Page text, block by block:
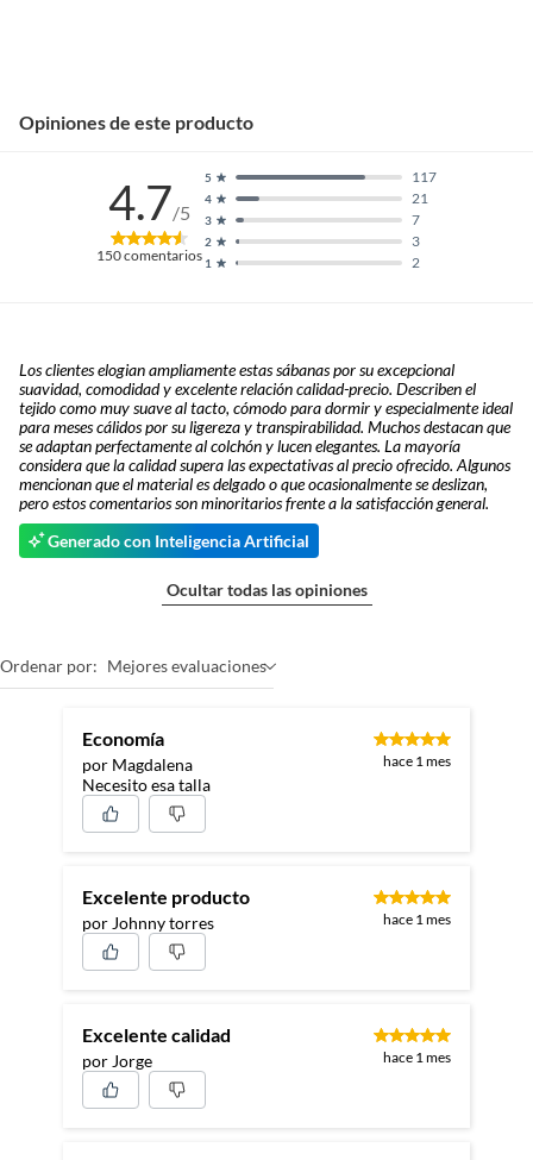
Opiniones de este producto
4.7/5
150comentarios 1 2
2 3
3 7
4 21
5 117
Los clientes elogian ampliamente estas sábanas por su excepcional
suavidad, comodidad y excelente relación calidad-precio. Describen el
tejido como muy suave al tacto, cómodo para dormir y especialmente ideal
para meses cálidos por su ligereza y transpirabilidad. Muchos destacan que
se adaptan perfectamente al colchón y lucen elegantes. La mayoría
considera que la calidad supera las expectativas al precio ofrecido. Algunos
mencionan que el material es delgado o que ocasionalmente se deslizan,
pero estos comentarios son minoritarios frente a la satisfacción general.
Generado con Inteligencia Artificial
Ocultar todas las opiniones
Ordenar por: Mejores evaluaciones
Economía
por Magdalena hace 1 mes
Necesito esa talla
Excelente producto
por Johnny torres hace 1 mes
Excelente calidad
por Jorge hace 1 mes